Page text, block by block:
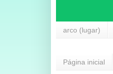
arco (lugar)
Página inicial